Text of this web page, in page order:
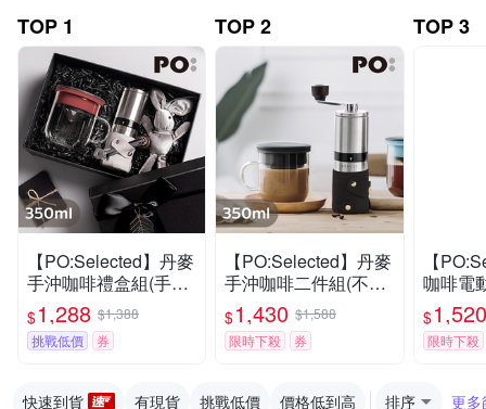
TOP 1
【PO:Selected】丹麥
手沖咖啡禮盒組(手動
不鏽鋼咖啡磨2.0/咖啡
玻璃杯350ml-共4色)
$1,288 $1,388
挑戰低價
券
TOP 2
【PO:Selected】丹麥
手沖咖啡二件組(不鏽
鋼磨芯咖啡磨/玻璃杯
350ml-共4色)
$1,430 $1,588
限時下殺
券
TOP 3
【
咖啡電
$1,520
限時下殺
快速到貨 有現貨 挑戰低價 價格低到高 排序 更多